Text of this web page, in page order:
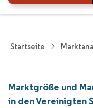
Startseite
Marktgröße und
in den Vereinigten